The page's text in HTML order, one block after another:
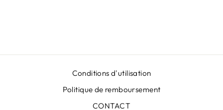
Conditions d'utilisation
Politique de remboursement
CONTACT